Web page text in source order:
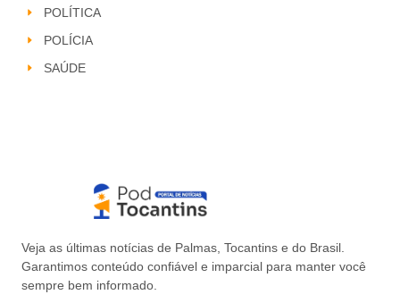
POLÍTICA
POLÍCIA
SAÚDE
Veja as últimas notícias de Palmas, Tocantins e do Brasil.
Garantimos conteúdo confiável e imparcial para manter você
sempre bem informado.